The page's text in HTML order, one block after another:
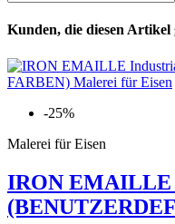
Kunden, die diesen
-25%
Malerei für Eisen
IRON EMAILLE